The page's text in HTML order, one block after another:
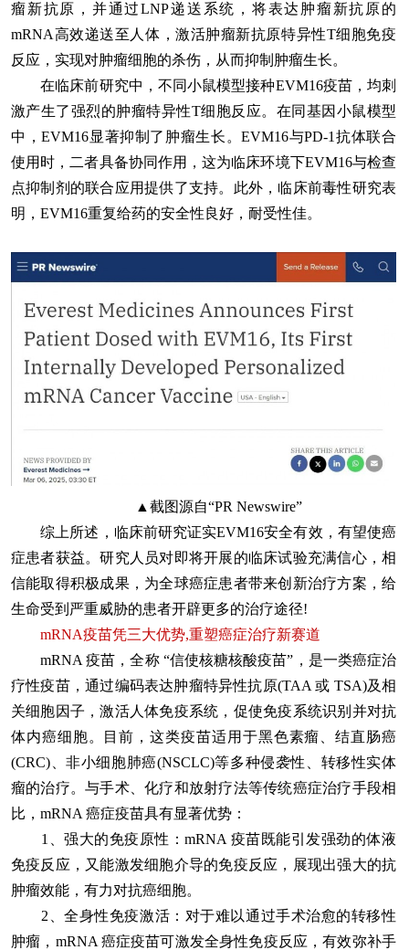
瘤新抗原，并通过LNP递送系统，将表达肿瘤新抗原的
mRNA高效递送至人体，激活肿瘤新抗原特异性T细胞免疫
反应，实现对肿瘤细胞的杀伤，从而抑制肿瘤生长。
在临床前研究中，不同小鼠模型接种EVM16疫苗，均刺
激产生了强烈的肿瘤特异性T细胞反应。在同基因小鼠模型
中，EVM16显著抑制了肿瘤生长。EVM16与PD-1抗体联合
使用时，二者具备协同作用，这为临床环境下EVM16与检查
点抑制剂的联合应用提供了支持。此外，临床前毒性研究表
明，EVM16重复给药的安全性良好，耐受性佳。
▲截图源自“PR Newswire”
综上所述，临床前研究证实EVM16安全有效，有望使癌
症患者获益。研究人员对即将开展的临床试验充满信心，相
信能取得积极成果，为全球癌症患者带来创新治疗方案，给
生命受到严重威胁的患者开辟更多的治疗途径!
mRNA疫苗凭三大优势,重塑癌症治疗新赛道
mRNA 疫苗，全称 “信使核糖核酸疫苗”，是一类癌症治
疗性疫苗，通过编码表达肿瘤特异性抗原(TAA 或 TSA)及相
关细胞因子，激活人体免疫系统，促使免疫系统识别并对抗
体内癌细胞。目前，这类疫苗适用于黑色素瘤、结直肠癌
(CRC)、非小细胞肺癌(NSCLC)等多种侵袭性、转移性实体
瘤的治疗。与手术、化疗和放射疗法等传统癌症治疗手段相
比，mRNA 癌症疫苗具有显著优势：
1、强大的免疫原性 ：mRNA 疫苗既能引发强劲的体液
免疫反应，又能激发细胞介导的免疫反应，展现出强大的抗
肿瘤效能，有力对抗癌细胞。
2、全身性免疫激活 ：对于难以通过手术治愈的转移性
肿瘤，mRNA 癌症疫苗可激发全身性免疫反应，有效弥补手